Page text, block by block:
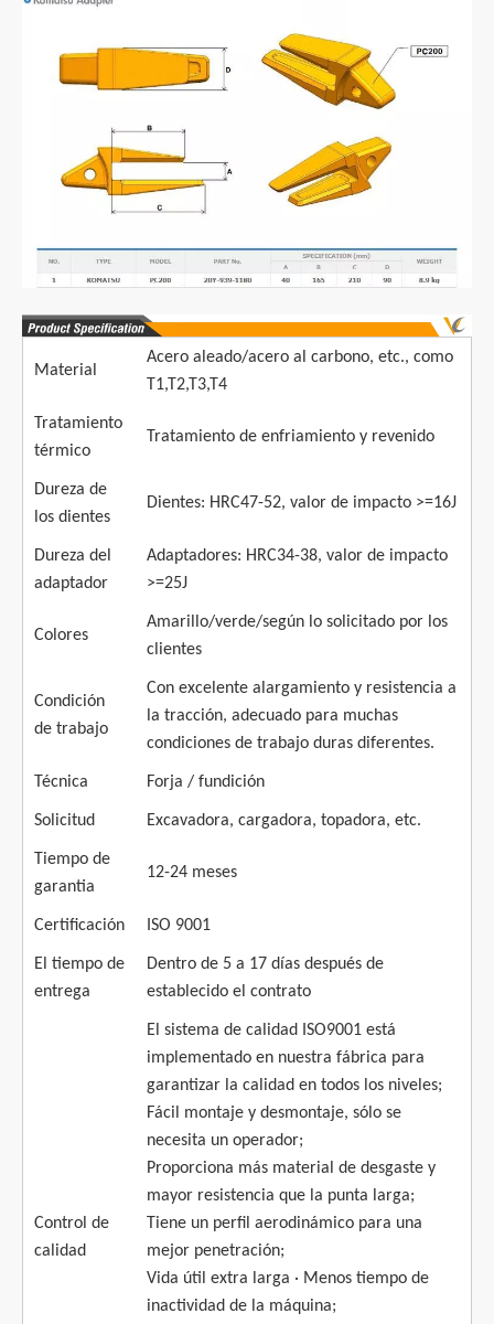
Material
Acero aleado/acero al carbono, etc., como
T1,T2,T3,T4
Tratamiento
térmico
Tratamiento de enfriamiento y revenido
Dureza de
los dientes
Dientes: HRC47-52, valor de impacto >=16J
Dureza del
adaptador
Adaptadores: HRC34-38, valor de impacto
>=25J
Colores
Amarillo/verde/según lo solicitado por los
clientes
Condición
de trabajo
Con excelente alargamiento y resistencia a
la tracción, adecuado para muchas
condiciones de trabajo duras diferentes.
Técnica Forja / fundición
Solicitud Excavadora, cargadora, topadora, etc.
Tiempo de
garantia
12-24 meses
Certificación ISO 9001
El tiempo de
entrega
Dentro de 5 a 17 días después de
establecido el contrato
Control de
calidad
El sistema de calidad ISO9001 está
implementado en nuestra fábrica para
garantizar la calidad en todos los niveles;
Fácil montaje y desmontaje, sólo se
necesita un operador;
Proporciona más material de desgaste y
mayor resistencia que la punta larga;
Tiene un perfil aerodinámico para una
mejor penetración;
Vida útil extra larga · Menos tiempo de
inactividad de la máquina;